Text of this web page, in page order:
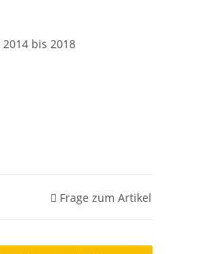
bis 2018
Frage zum Artikel